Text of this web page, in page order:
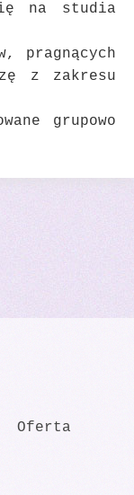
na studia
pragnących
z zakresu
grupowo
Oferta